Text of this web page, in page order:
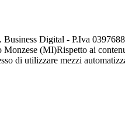
Digital - P.Iva
Monzese (MI)Rispetto ai
di utilizzare mezzi